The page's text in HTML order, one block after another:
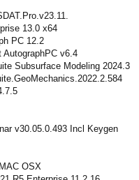
13.0 x64
PC 12.2
AutographPC v6.4
Subsurface Modeling 2024.3
v30.05.0.493 Incl Keygen
OSX